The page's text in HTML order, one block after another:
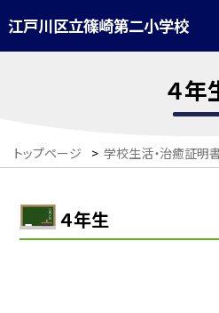
江戸川区立篠崎第二小学校
４年
トップページ > 学校生活・治癒証明
４年生